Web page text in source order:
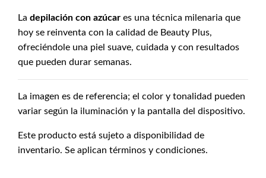
La depilación con azúcar es una técnica milenaria que
hoy se reinventa con la calidad de Beauty Plus,
ofreciéndole una piel suave, cuidada y con resultados
que pueden durar semanas.
La imagen es de referencia; el color y tonalidad pueden
variar según la iluminación y la pantalla del dispositivo.
Este producto está sujeto a disponibilidad de
inventario. Se aplican términos y condiciones.